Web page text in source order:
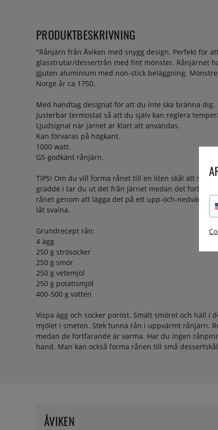
PRODUKTBESKRIVNING
"Rånjärn från Åviken med snygg design. Perfekt för
glasstrutar/dessertrån med fint mönster. Rånjärnet
gjuten aluminium med non-stick beläggning.
Norge år ca 1750.
Med handtag designat för att du inte ska bränna dig.
Justerbar termostat så att du själv kan reglera
Ljudsignal när järnet är klart att användas.
Kan förvaras på högkant.
1000 watt.
GS-godkänt rånjärn.
TIPS! Om du vill forma rånet till en liten skål att
grädde i tar du ut det från järnet medan det
rånet genom att lägga det på ett upp-och-nedvänt
låt svalna.
Grundrecept rån:
4 ägg
250 g strösocker
250 g smör
250 g vetemjöl
250 g potatismjöl
400-500 g vatten
Vispa ägg och socker poröst. Smält smöret och häll i
mjölet i smeten. Stek tunna rån i uppvärmt rånjärn.
medan de fortfarande är varma. Har du ingen
hand. Man kan också forma rånen till små
ÅVIKEN